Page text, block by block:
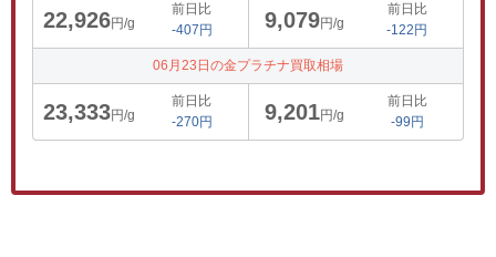
22,926円/g
前日比
-407円
9,079円/g
前日比
-122円
06月23日の金プラチナ買取相場
23,333円/g
前日比
-270円
9,201円/g
前日比
-99円